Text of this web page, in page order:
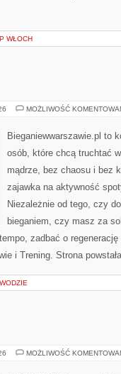
WŁOCH
MOŻLIWOŚĆ
Bieganiewwarszawie.pl to
osób, które chcą truchtać
mądrze, bez chaosu i bez
zajawka na aktywność
Niezależnie od tego, czy
bieganiem, czy masz za
zadbać o
i Trening. Strona
MOŻLIWOŚĆ